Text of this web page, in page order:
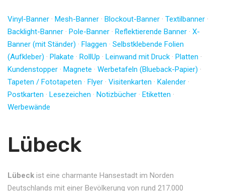
Vinyl-Banner · Mesh-Banner · Blockout-Banner · Textilbanner ·
Backlight-Banner · Pole-Banner · Reflektierende Banner · X-
Banner (mit Ständer) · Flaggen · Selbstklebende Folien
(Aufkleber) · Plakate · RollUp · Leinwand mit Druck · Platten ·
Kundenstopper · Magnete · Werbetafeln (Blueback-Papier) ·
Tapeten / Fototapeten · Flyer · Visitenkarten · Kalender ·
Postkarten · Lesezeichen · Notizbücher · Etiketten ·
Werbewände
Lübeck
Lübeck ist eine charmante Hansestadt im Norden
Deutschlands mit einer Bevölkerung von rund 217.000